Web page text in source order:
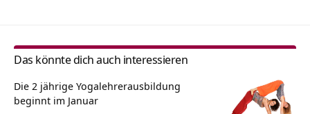
Das könnte dich auch interessieren
Die 2 jährige Yogalehrerausbildung
beginnt im Januar